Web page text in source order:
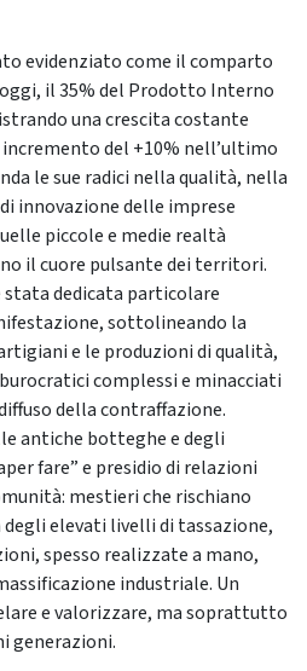
evidenziato come il comparto
il 35% del Prodotto Interno
una crescita costante
del +10% nell’ultimo
le sue radici nella qualità, nella
innovazione delle imprese
piccole e medie realtà
il cuore pulsante dei territori.
stata dedicata particolare
sottolineando la
e le produzioni di qualità,
complessi e minacciati
della contraffazione.
antiche botteghe e degli
fare” e presidio di relazioni
mestieri che rischiano
degli elevati livelli di tassazione,
spesso realizzate a mano,
industriale. Un
e valorizzare, ma soprattutto
generazioni.